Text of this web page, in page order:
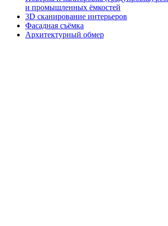
и промышленных ёмкостей
3D сканирование интерьеров
Фасадная съёмка
Архитектурный обмер